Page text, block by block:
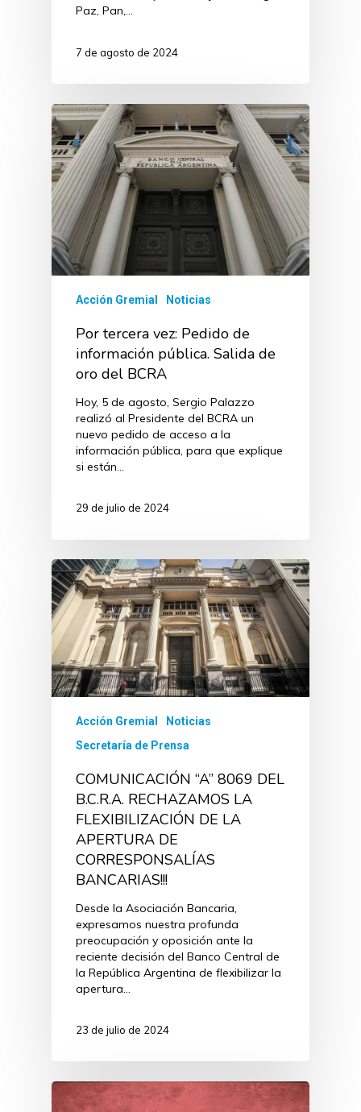
Paz, Pan,…
7 de agosto de 2024
Acción Gremial Noticias
Por tercera vez: Pedido de
información pública. Salida de
oro del BCRA
Hoy, 5 de agosto, Sergio Palazzo
realizó al Presidente del BCRA un
nuevo pedido de acceso a la
información pública, para que explique
si están…
29 de julio de 2024
Acción Gremial
Noticias
Secretaría de Prensa
COMUNICACIÓN “A” 8069 DEL
B.C.R.A. RECHAZAMOS LA
FLEXIBILIZACIÓN DE LA
APERTURA DE
CORRESPONSALÍAS
BANCARIAS!!!
Desde la Asociación Bancaria,
expresamos nuestra profunda
preocupación y oposición ante la
reciente decisión del Banco Central de
la República Argentina de flexibilizar la
apertura…
23 de julio de 2024